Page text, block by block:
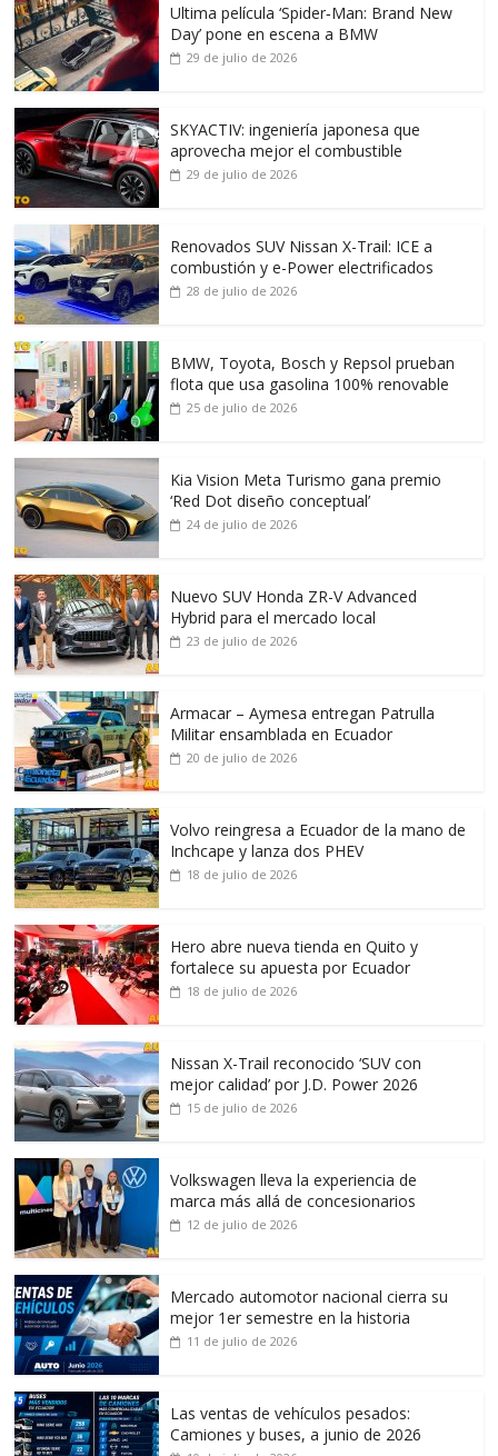
Ultima película ‘Spider‑Man: Brand New
Day’ pone en escena a BMW
29 de julio de 2026
SKYACTIV: ingeniería japonesa que
aprovecha mejor el combustible
29 de julio de 2026
Renovados SUV Nissan X-Trail: ICE a
combustión y e-Power electrificados
28 de julio de 2026
BMW, Toyota, Bosch y Repsol prueban
flota que usa gasolina 100% renovable
25 de julio de 2026
Kia Vision Meta Turismo gana premio
‘Red Dot diseño conceptual’
24 de julio de 2026
Nuevo SUV Honda ZR-V Advanced
Hybrid para el mercado local
23 de julio de 2026
Armacar – Aymesa entregan Patrulla
Militar ensamblada en Ecuador
20 de julio de 2026
Volvo reingresa a Ecuador de la mano de
Inchcape y lanza dos PHEV
18 de julio de 2026
Hero abre nueva tienda en Quito y
fortalece su apuesta por Ecuador
18 de julio de 2026
Nissan X-Trail reconocido ‘SUV con
mejor calidad’ por J.D. Power 2026
15 de julio de 2026
Volkswagen lleva la experiencia de
marca más allá de concesionarios
12 de julio de 2026
Mercado automotor nacional cierra su
mejor 1er semestre en la historia
11 de julio de 2026
Las ventas de vehículos pesados:
Camiones y buses, a junio de 2026